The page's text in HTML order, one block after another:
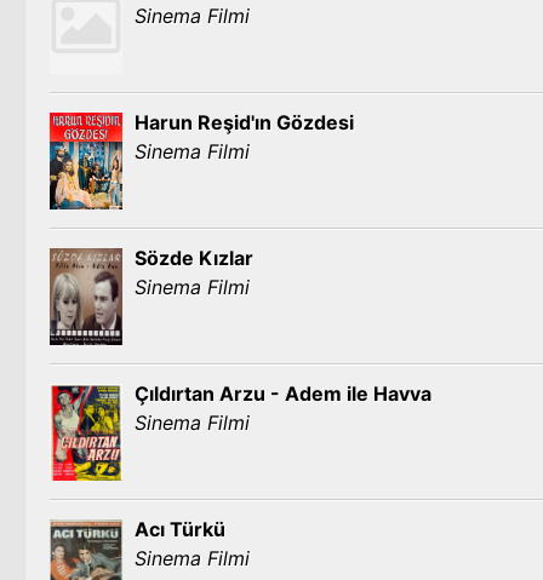
Sinema Filmi
Harun Reşid'ın Gözdesi
Sinema Filmi
Sözde Kızlar
Sinema Filmi
Çıldırtan Arzu - Adem ile Havva
Sinema Filmi
Acı Türkü
Sinema Filmi